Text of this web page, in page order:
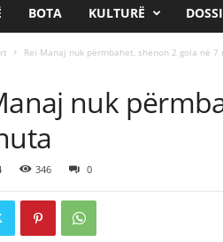
BOTA KULTURË
Rei Manaj nuk përmbahet, shënon 2 gola në 7
nuk
346 0